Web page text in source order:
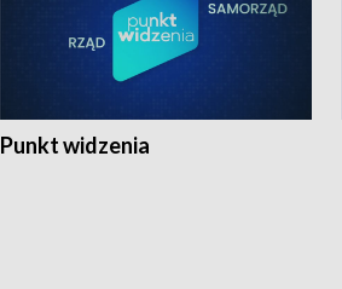
Punkt widzenia